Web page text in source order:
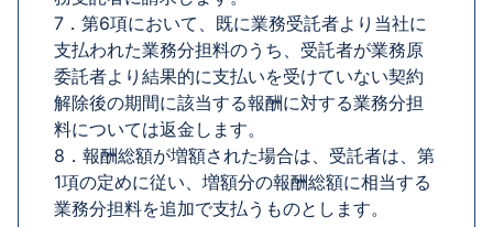
7．第6項において、既に業務受託者より当社に
支払われた業務分担料のうち、受託者が業務原
委託者より結果的に支払いを受けていない契約
解除後の期間に該当する報酬に対する業務分担
料については返金します。
8．報酬総額が増額された場合は、受託者は、第
1項の定めに従い、増額分の報酬総額に相当する
業務分担料を追加で支払うものとします。